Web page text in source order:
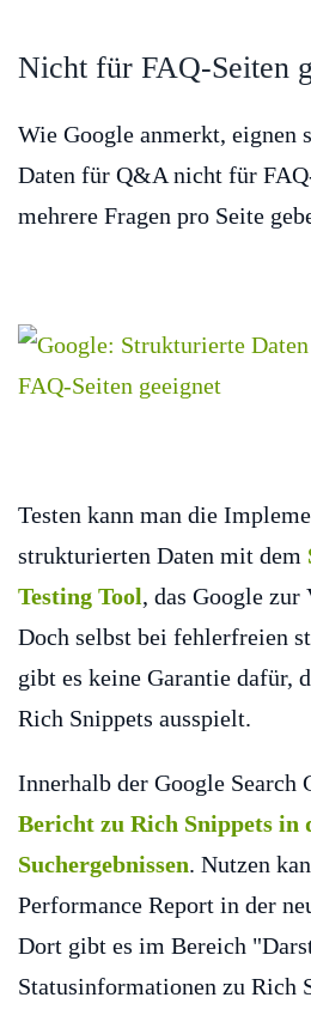
Nicht für FAQ-Seiten
Wie Google anmerkt, eignen
Daten für Q&A nicht für
mehrere Fragen pro Seite
Testen kann man die
strukturierten Daten mit dem
Testing Tool, das Google
Doch selbst bei fehlerfreien
gibt es keine Garantie dafür,
Rich Snippets ausspielt.
Innerhalb der Google Search
Bericht zu Rich Snippets in
Suchergebnissen. Nutzen
Performance Report in der
Dort gibt es im Bereich
Statusinformationen zu Rich